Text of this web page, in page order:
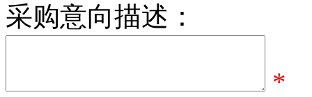
采购意向描述：
*